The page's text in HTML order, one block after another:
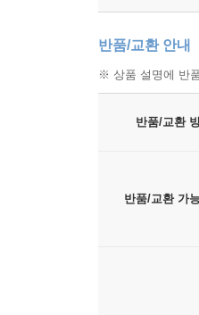
것이 우리에게
지나간 옛일이
병충해 때문에
처음 1954년
적은 양이 살
잘못되었음을
새들의 모습은
여러모로 판단
반품/교환 안내
※ 상품 설명에 반
반품/교환
반품/교환 가